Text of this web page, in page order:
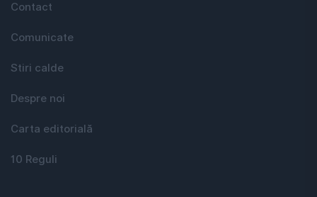
Contact
Comunicate
Stiri calde
Despre noi
Carta editorială
10 Reguli